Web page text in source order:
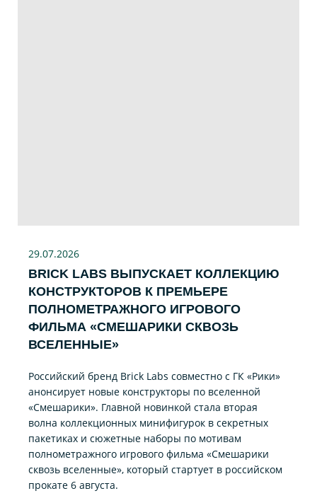
29.07.2026
BRICK LABS ВЫПУСКАЕТ КОЛЛЕКЦИЮ
КОНСТРУКТОРОВ К ПРЕМЬЕРЕ
ПОЛНОМЕТРАЖНОГО ИГРОВОГО
ФИЛЬМА «CМЕШАРИКИ СКВОЗЬ
ВСЕЛЕННЫЕ»
Российский бренд Brick Labs совместно с ГК «Рики»
анонсирует новые конструкторы по вселенной
«Смешарики». Главной новинкой стала вторая
волна коллекционных минифигурок в секретных
пакетиках и сюжетные наборы по мотивам
полнометражного игрового фильма «Смешарики
сквозь вселенные», который стартует в российском
прокате 6 августа.